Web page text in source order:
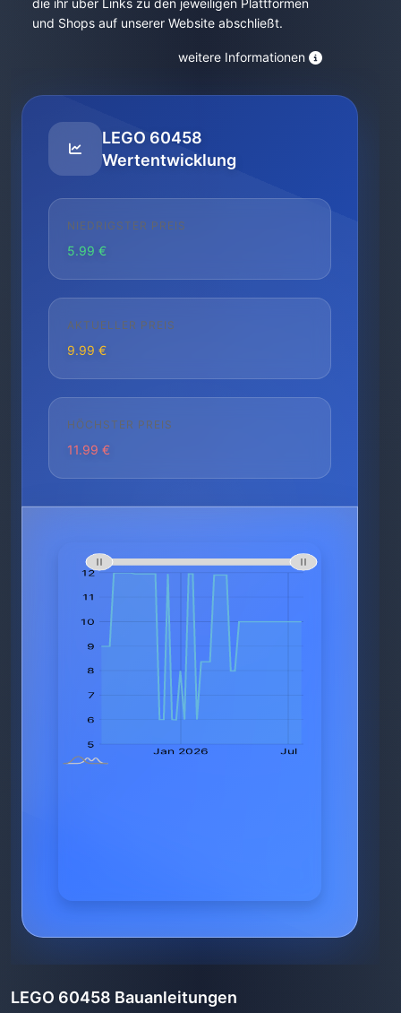
und Shops auf unserer Website abschließt.
weitere Informationen
LEGO 60458
Wertentwicklung
NIEDRIGSTER PREIS
5.99 €
AKTUELLER PREIS
9.99 €
HÖCHSTER PREIS
11.99 €
LEGO 60458 Bauanleitungen